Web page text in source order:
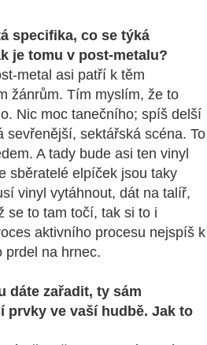
specifika, co se týká
je tomu v post-metalu?
metal asi patří k těm
žánrům. Tím myslím, že to
Nic moc tanečního; spíš delší
sevřenější, sektářská scéna. To
A tady bude asi ten vinyl
sběratelé elpíček jsou taky
vinyl vytáhnout, dát na talíř,
to tam točí, tak si to i
aktivního procesu nejspíš k
prdel na hrnec.
dáte zařadit, ty sám
prvky ve vaší hudbě. Jak to